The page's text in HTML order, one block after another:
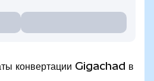
конвертации Gigachad в